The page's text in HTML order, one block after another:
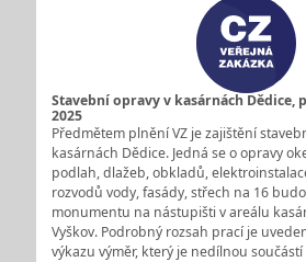
Stavební opravy v kasárnách Dědice,
2025
Předmětem plnění VZ je zajištění
kasárnách Dědice. Jedná se o opravy
podlah, dlažeb, obkladů,
rozvodů vody, fasády, střech na 16
monumentu na nástupišti v areálu
Vyškov. Podrobný rozsah prací je
výkazu výměr, který je nedílnou součástí